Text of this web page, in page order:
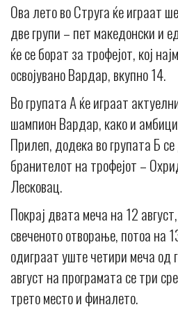
Ова лето во Струга ќе играат
две групи – пет македонски и
ќе се борат за трофејот, кој
освојувано Вардар, вкупно 14.
Во групата А ќе играат
шампион Вардар, како и
Прилеп, додека во групата Б
бранителот на трофејот –
Лесковац.
Покрај двата меча на 12
свеченото отворање, потоа на
одиграат уште четири меча од
август на програмата се три
трето место и финалето.